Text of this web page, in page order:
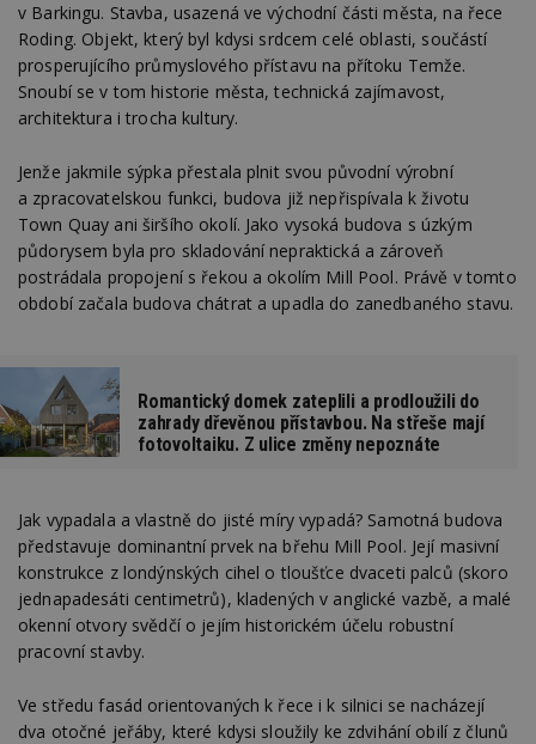
v Barkingu. Stavba, usazená ve východní části města, na řece
Roding. Objekt, který byl kdysi srdcem celé oblasti, součástí
prosperujícího průmyslového přístavu na přítoku Temže.
Snoubí se v tom historie města, technická zajímavost,
architektura i trocha kultury.
Jenže jakmile sýpka přestala plnit svou původní výrobní
a zpracovatelskou funkci, budova již nepřispívala k životu
Town Quay ani širšího okolí. Jako vysoká budova s úzkým
půdorysem byla pro skladování nepraktická a zároveň
postrádala propojení s řekou a okolím Mill Pool. Právě v tomto
období začala budova chátrat a upadla do zanedbaného stavu.
Romantický domek zateplili a prodloužili do
zahrady dřevěnou přístavbou. Na střeše mají
fotovoltaiku. Z ulice změny nepoznáte
Jak vypadala a vlastně do jisté míry vypadá? Samotná budova
představuje dominantní prvek na břehu Mill Pool. Její masivní
konstrukce z londýnských cihel o tloušťce dvaceti palců (skoro
jednapadesáti centimetrů), kladených v anglické vazbě, a malé
okenní otvory svědčí o jejím historickém účelu robustní
pracovní stavby.
Ve středu fasád orientovaných k řece i k silnici se nacházejí
dva otočné jeřáby, které kdysi sloužily ke zdvihání obilí z člunů